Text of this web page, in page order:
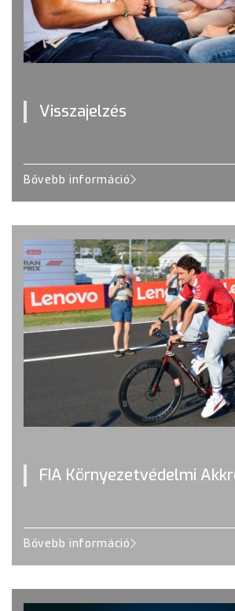
Visszajelzés
Bővebb információ
FIA Környezetvédelmi
Bővebb információ